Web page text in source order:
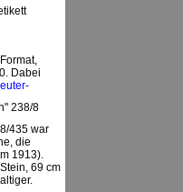
Dabei
238/8
435 war
die
1913).
69 cm